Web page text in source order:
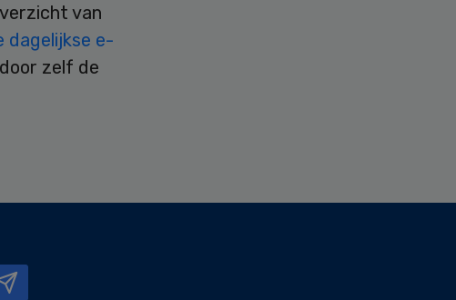
van
dagelijkse e-
zelf de